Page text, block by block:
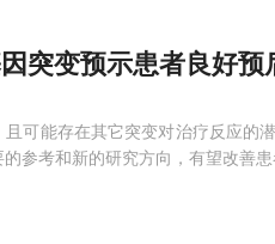
突变预示患者良好预
可能存在其它突变对治疗反应的
参考和新的研究方向，有望改善患